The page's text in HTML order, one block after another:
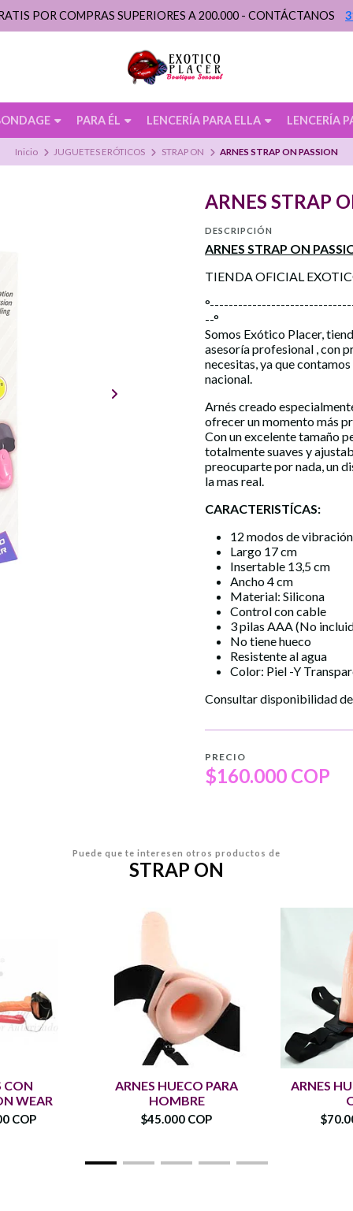
PARA ÉL LENCERÍA PARA ELLA LENCERÍA
POR COMPRAS SUPERIORES A 200.000 - CONTÁCTANOS
Inicio JUGUETES ERÓTICOS STRAP ON ARNES STRAP ON PASSION
ARNES STRAP
DESCRIPCIÓN
ARNES STRAP ON
TIENDA OFICIAL
--°
Somos Exótico Placer,
asesoría profesional , con
necesitas, ya que
nacional.
Arnés creado
ofrecer un momento más
Con un excelente tamaño
totalmente suaves y
preocuparte por nada, un
la mas real.
CARACTERISTÍCAS:
12 modos de
Largo 17 cm
Insertable 13,5 cm
Ancho 4 cm
Material: Silicona
Control con cable
3 pilas AAA (No
No tiene hueco
Resistente al agua
Color: Piel -Y
Consultar disponibilidad
PRECIO
$160.000 COP
Puede que te interesen otros productos de
STRAP ON
CON
WEAR
COP
ARNES HUECO PARA
HOMBRE
$45.000 COP
ARNES